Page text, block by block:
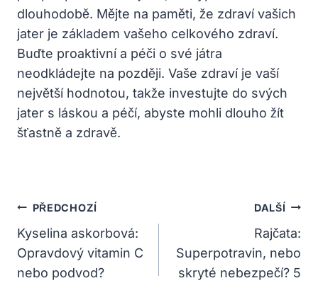
dlouhodobě. Mějte na paměti, že zdraví vašich
jater je základem vašeho celkového zdraví.
Buďte proaktivní a péči o své játra
neodkládejte na později. Vaše zdraví je vaší
největší hodnotou, takže investujte do svých
jater s láskou a péčí, abyste mohli dlouho žít
šťastně a zdravě.
Navigace
Pro
Příspěvek
PŘEDCHOZÍ
Kyselina askorbová:
Opravdový vitamin C
nebo podvod?
DALŠÍ
Rajčata:
Superpotravin, nebo
skryté nebezpečí? 5